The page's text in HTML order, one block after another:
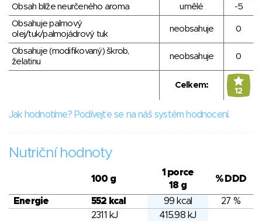
Obsah blíže neurčeného aroma
umělé
-5
Obsahuje palmový
olej/tuk/palmojádrový tuk
neobsahuje 0
Obsahuje (modifikovaný) škrob,
želatinu
neobsahuje 0
Celkem:
12
Jak hodnotíme? Podívejte se na náš systém hodnocení.
Nutriční hodnoty
100 g
1 porce
18 g
% DDD
Energie 552 kcal 99 kcal
27 %
2311 kJ
415.98 kJ